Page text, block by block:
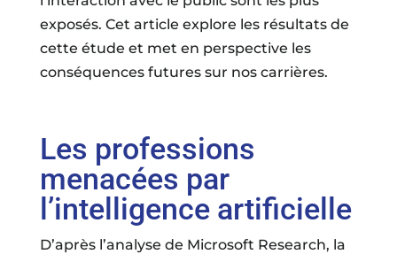
exposés. Cet article explore les résultats de
cette étude et met en perspective les
conséquences futures sur nos carrières.
Les professions
menacées par
l’intelligence artificielle
D’après l’analyse de Microsoft Research, la